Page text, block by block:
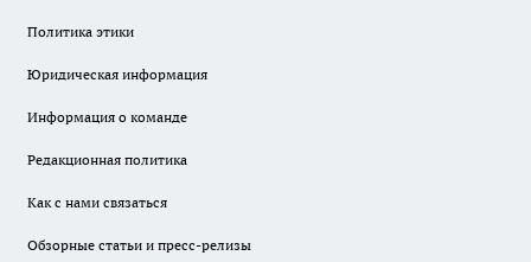
Политика этики
Юридическая информация
Информация о команде
Редакционная политика
Как с нами связаться
Обзорные статьи и пресс-релизы